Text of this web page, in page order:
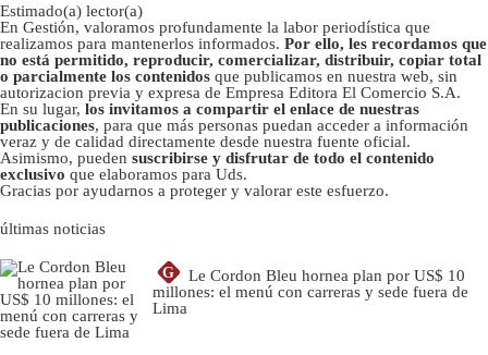
Estimado(a) lector(a)
En Gestión, valoramos profundamente la labor periodística que
realizamos para mantenerlos informados. Por ello, les recordamos que
no está permitido, reproducir, comercializar, distribuir, copiar total
o parcialmente los contenidos que publicamos en nuestra web, sin
autorizacion previa y expresa de Empresa Editora El Comercio S.A.
En su lugar, los invitamos a compartir el enlace de nuestras
publicaciones, para que más personas puedan acceder a información
veraz y de calidad directamente desde nuestra fuente oficial.
Asimismo, pueden suscribirse y disfrutar de todo el contenido
exclusivo que elaboramos para Uds.
Gracias por ayudarnos a proteger y valorar este esfuerzo.
últimas noticias
G
Le Cordon Bleu hornea plan por US$ 10
millones: el menú con carreras y sede fuera de
Lima